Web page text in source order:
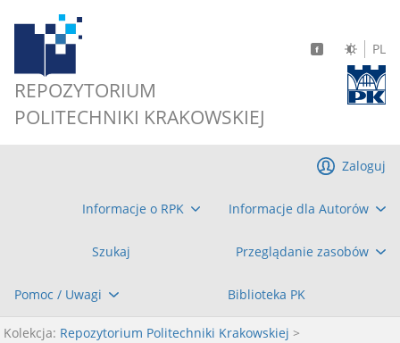
REPOZYTORIUM
POLITECHNIKI KRAKOWSKIEJ
PL
Informacje o RPK Informacje dla Autorów
Szukaj Przeglądanie zasobów
Pomoc / Uwagi Biblioteka PK
Zaloguj
Kolekcja: Repozytorium Politechniki Krakowskiej >